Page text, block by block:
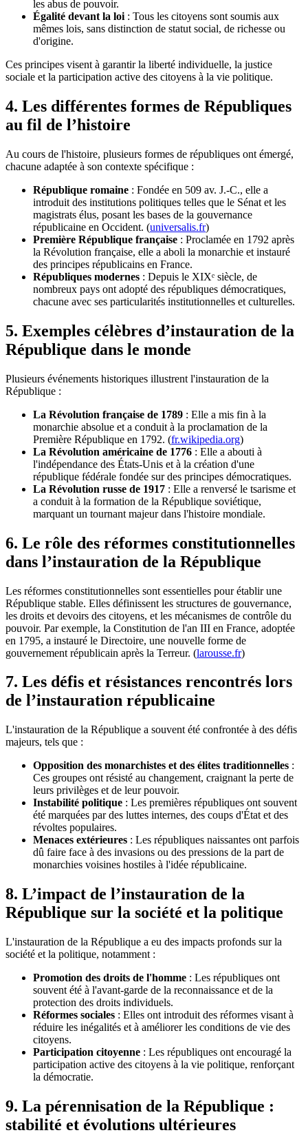
les abus de pouvoir.
Égalité devant la loi : Tous les citoyens sont soumis aux
mêmes lois, sans distinction de statut social, de richesse ou
d'origine.
Ces principes visent à garantir la liberté individuelle, la justice
sociale et la participation active des citoyens à la vie politique.
4. Les différentes formes de Républiques
au fil de l’histoire
Au cours de l'histoire, plusieurs formes de républiques ont émergé,
chacune adaptée à son contexte spécifique :
République romaine : Fondée en 509 av. J.-C., elle a
introduit des institutions politiques telles que le Sénat et les
magistrats élus, posant les bases de la gouvernance
républicaine en Occident. (universalis.fr)
Première République française : Proclamée en 1792 après
la Révolution française, elle a aboli la monarchie et instauré
des principes républicains en France.
Républiques modernes : Depuis le XIXᵉ siècle, de
nombreux pays ont adopté des républiques démocratiques,
chacune avec ses particularités institutionnelles et culturelles.
5. Exemples célèbres d’instauration de la
République dans le monde
Plusieurs événements historiques illustrent l'instauration de la
République :
La Révolution française de 1789 : Elle a mis fin à la
monarchie absolue et a conduit à la proclamation de la
Première République en 1792. (fr.wikipedia.org)
La Révolution américaine de 1776 : Elle a abouti à
l'indépendance des États-Unis et à la création d'une
république fédérale fondée sur des principes démocratiques.
La Révolution russe de 1917 : Elle a renversé le tsarisme et
a conduit à la formation de la République soviétique,
marquant un tournant majeur dans l'histoire mondiale.
6. Le rôle des réformes constitutionnelles
dans l’instauration de la République
Les réformes constitutionnelles sont essentielles pour établir une
République stable. Elles définissent les structures de gouvernance,
les droits et devoirs des citoyens, et les mécanismes de contrôle du
pouvoir. Par exemple, la Constitution de l'an III en France, adoptée
en 1795, a instauré le Directoire, une nouvelle forme de
gouvernement républicain après la Terreur. (larousse.fr)
7. Les défis et résistances rencontrés lors
de l’instauration républicaine
L'instauration de la République a souvent été confrontée à des défis
majeurs, tels que :
Opposition des monarchistes et des élites traditionnelles :
Ces groupes ont résisté au changement, craignant la perte de
leurs privilèges et de leur pouvoir.
Instabilité politique : Les premières républiques ont souvent
été marquées par des luttes internes, des coups d'État et des
révoltes populaires.
Menaces extérieures : Les républiques naissantes ont parfois
dû faire face à des invasions ou des pressions de la part de
monarchies voisines hostiles à l'idée républicaine.
8. L’impact de l’instauration de la
République sur la société et la politique
L'instauration de la République a eu des impacts profonds sur la
société et la politique, notamment :
Promotion des droits de l'homme : Les républiques ont
souvent été à l'avant-garde de la reconnaissance et de la
protection des droits individuels.
Réformes sociales : Elles ont introduit des réformes visant à
réduire les inégalités et à améliorer les conditions de vie des
citoyens.
Participation citoyenne : Les républiques ont encouragé la
participation active des citoyens à la vie politique, renforçant
la démocratie.
9. La pérennisation de la République :
stabilité et évolutions ultérieures